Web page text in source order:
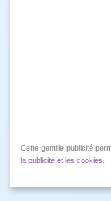
Cette gentille publicité
la publicité et les cookies.